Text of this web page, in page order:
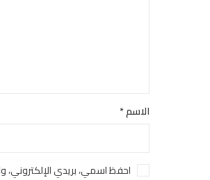
الاسم*
احفظ اسمي، بريدي الإلكتروني،